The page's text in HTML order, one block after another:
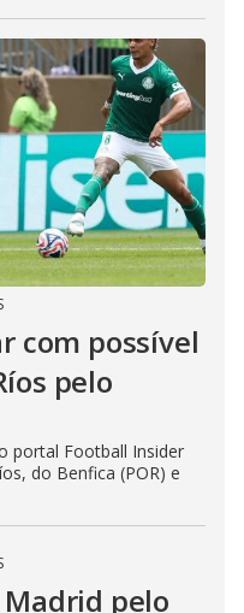
com possível
pelo
portal Football Insider
do Benfica (POR) e
pelo